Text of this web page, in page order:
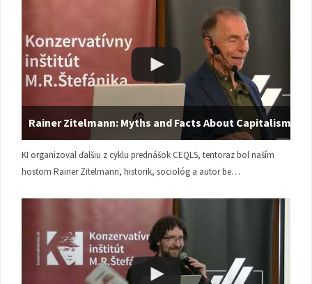
Rainer Zitelmann: Myths and Facts About Capitalism
KI organizoval ďalšiu z cyklu prednášok CEQLS, tentoraz bol naším
hosťom Rainer Zitelmann, historik, sociológ a autor be…